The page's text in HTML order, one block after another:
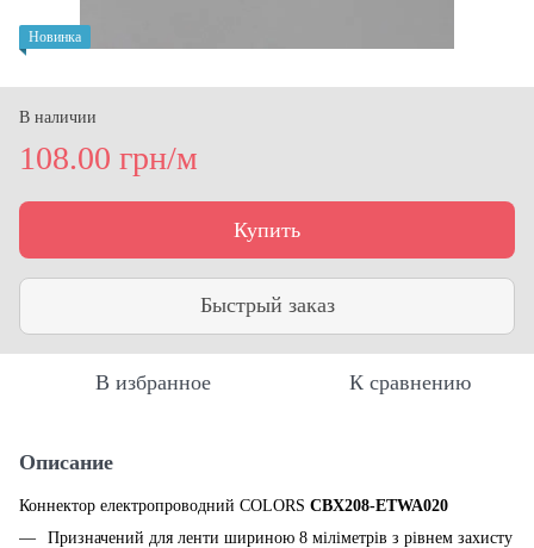
Новинка
В наличии
108.00 грн/м
Купить
Быстрый заказ
В избранное К сравнению
Описание
Коннектор електропроводний COLORS CBX208-ETWA020
Призначений для ленти шириною 8 міліметрів з рівнем захисту